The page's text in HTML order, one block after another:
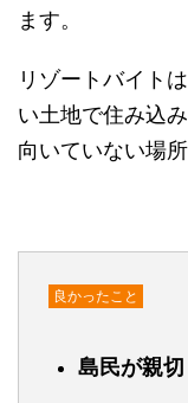
ます。
リゾートバイト
い土地で住み込
向いていない場所
良かったこと
島民が親切